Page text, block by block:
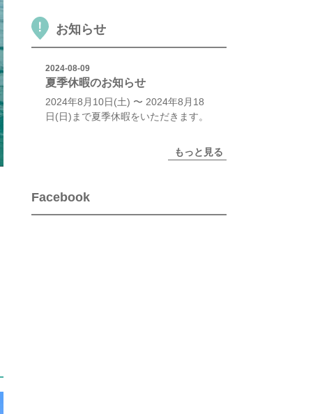
お知らせ
2024-08-09
夏季休暇のお知らせ
2024年8月10日(土) 〜 2024年8月18
日(日)まで夏季休暇をいただきます。
もっと見る
Facebook